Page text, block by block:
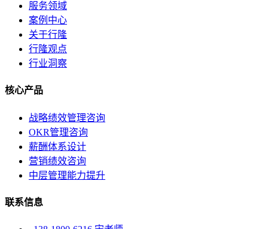
服务领域
案例中心
关于行隆
行隆观点
行业洞察
核心产品
战略绩效管理咨询
OKR管理咨询
薪酬体系设计
营销绩效咨询
中层管理能力提升
联系信息